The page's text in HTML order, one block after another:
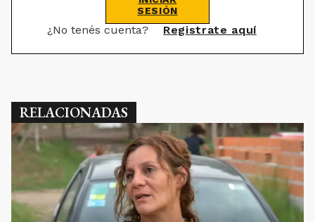
SESIÓN
¿No tenés cuenta? Registrate aquí
RELACIONADAS